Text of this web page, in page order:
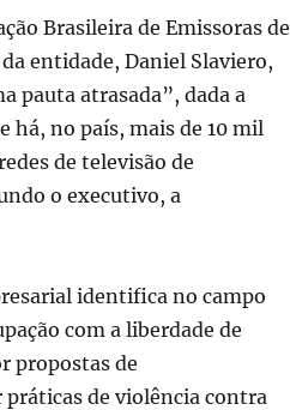
Brasileira de Emissoras de
entidade, Daniel Slaviero,
pauta atrasada”, dada a
há, no país, mais de 10 mil
de televisão de
o executivo, a
identifica no campo
com a liberdade de
propostas de
de violência contra